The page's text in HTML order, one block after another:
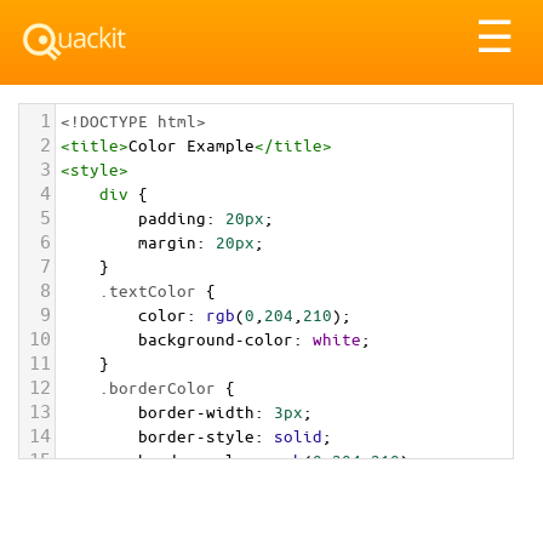
☰
1 <!DOCTYPE html>
2 <title>Color Example</title>
3 <style>
4 div {
5 padding: 20px;
6 margin: 20px;
7 }
8 .textColor {
9 color: rgb(0 204 210);
10 background-color: white;
11 }
12 .borderColor {
13 border-width: 3px;
14 border-style: solid;
15 border-color: rgb(0,204,210);